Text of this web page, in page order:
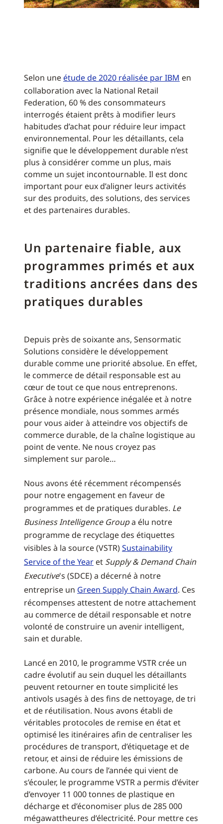
Selon une étude de 2020 réalisée par IBM en
collaboration avec la National Retail
Federation, 60 % des consommateurs
interrogés étaient prêts à modifier leurs
habitudes d’achat pour réduire leur impact
environnemental. Pour les détaillants, cela
signifie que le développement durable n’est
plus à considérer comme un plus, mais
comme un sujet incontournable. Il est donc
important pour eux d’aligner leurs activités
sur des produits, des solutions, des services
et des partenaires durables.
Un partenaire fiable, aux
programmes primés et aux
traditions ancrées dans des
pratiques durables
Depuis près de soixante ans, Sensormatic
Solutions considère le développement
durable comme une priorité absolue. En effet,
le commerce de détail responsable est au
cœur de tout ce que nous entreprenons.
Grâce à notre expérience inégalée et à notre
présence mondiale, nous sommes armés
pour vous aider à atteindre vos objectifs de
commerce durable, de la chaîne logistique au
point de vente. Ne nous croyez pas
simplement sur parole…
Nous avons été récemment récompensés
pour notre engagement en faveur de
programmes et de pratiques durables. Le
Business Intelligence Groupa élu notre
programme de recyclage des étiquettes
visibles à la source (VSTR)Sustainability
Service of the Year et Supply & Demand Chain
Executive's (SDCE) a décerné à notre
entreprise un Green Supply Chain Award. Ces
récompenses attestent de notre attachement
au commerce de détail responsable et notre
volonté de construire un avenir intelligent,
sain et durable.
Lancé en 2010, le programme VSTR crée un
cadre évolutif au sein duquel les détaillants
peuvent retourner en toute simplicité les
antivols usagés à des fins de nettoyage, de tri
et de réutilisation. Nous avons établi de
véritables protocoles de remise en état et
optimisé les itinéraires afin de centraliser les
procédures de transport, d’étiquetage et de
retour, et ainsi de réduire les émissions de
carbone. Au cours de l’année qui vient de
s’écouler, le programme VSTR a permis d’éviter
d’envoyer 11 000 tonnes de plastique en
décharge et d’économiser plus de 285 000
mégawattheures d’électricité. Pour mettre ces